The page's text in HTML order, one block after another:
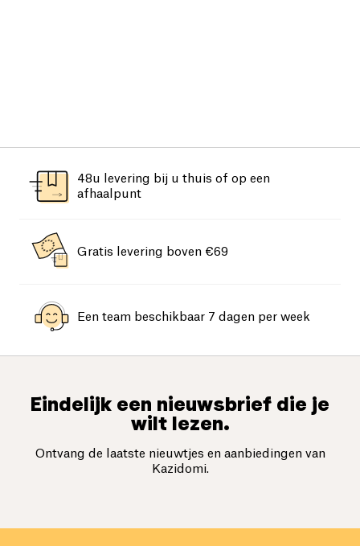
48u levering bij u thuis of op een
afhaalpunt
Gratis levering boven €69
Een team beschikbaar 7 dagen per week
Eindelijk een nieuwsbrief die je
wilt lezen.
Ontvang de laatste nieuwtjes en aanbiedingen van
Kazidomi.